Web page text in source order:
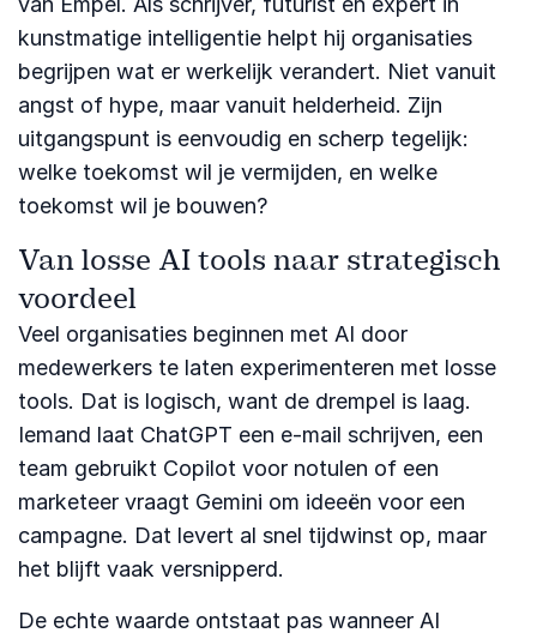
kunstmatige intelligentie helpt hij organisaties
begrijpen wat er werkelijk verandert. Niet vanuit
angst of hype, maar vanuit helderheid. Zijn
uitgangspunt is eenvoudig en scherp tegelijk:
welke toekomst wil je vermijden, en welke
toekomst wil je bouwen?
Van losse AI tools naar strategisch
voordeel
Veel organisaties beginnen met AI door
medewerkers te laten experimenteren met losse
tools. Dat is logisch, want de drempel is laag.
Iemand laat ChatGPT een e-mail schrijven, een
team gebruikt Copilot voor notulen of een
marketeer vraagt Gemini om ideeën voor een
campagne. Dat levert al snel tijdwinst op, maar
het blijft vaak versnipperd.
De echte waarde ontstaat pas wanneer AI